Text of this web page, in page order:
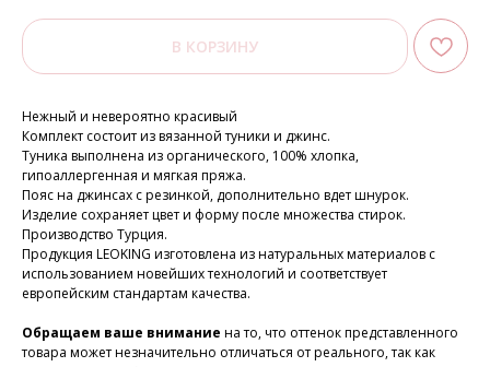
В КОРЗИНУ
Нежный и невероятно красивый
Комплект состоит из вязанной туники и джинс.
Туника выполнена из органического, 100% хлопка,
гипоаллергенная и мягкая пряжа.
Пояс на джинсах с резинкой, дополнительно вдет шнурок.
Изделие сохраняет цвет и форму после множества стирок.
Производство Турция.
Продукция LEOKING изготовлена из натуральных материалов с
использованием новейших технологий и соответствует
европейским стандартам качества.
Обращаем ваше внимание на то, что оттенок представленного
товара может незначительно отличаться от реального, так как